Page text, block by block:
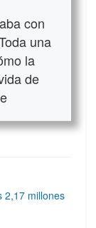
con
una
la
de
2,17 millones